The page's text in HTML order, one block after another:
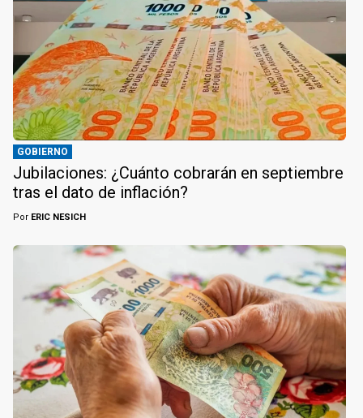
GOBIERNO
Jubilaciones: ¿Cuánto cobrarán en septiembre
tras el dato de inflación?
Por ERIC NESICH